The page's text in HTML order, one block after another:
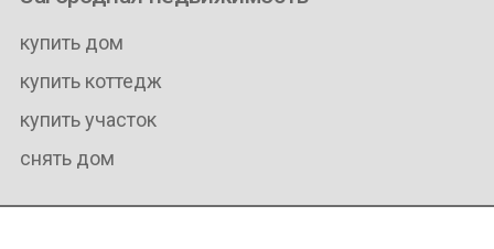
купить дом
купить коттедж
купить участок
снять дом